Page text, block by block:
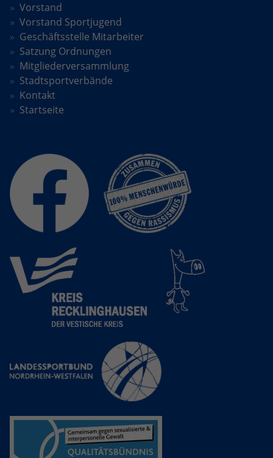
Vorstand
Vorstand Sportjugend
Geschäftsstelle Mitarbeiter
Satzung Ordnungen
Mitgliederversammlung
Stadtsportverbände
Kontakt
Startseite